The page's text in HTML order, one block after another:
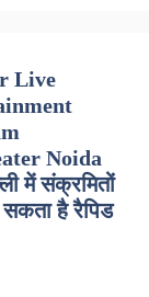
Live
Noida
में संक्रमितों
है रैपिड